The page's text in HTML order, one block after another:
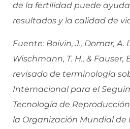
de la fertilidad puede
resultados y la calidad de
Fuente: Boivin, J., Domar, A.
Wischmann, T. H., & Fauser,
revisado de terminología
Internacional para el
Tecnología de
la Organización Mundial de